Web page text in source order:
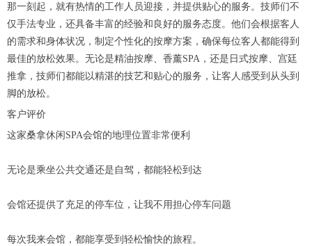
那一刻起，就有热情的工作人员迎接，并提供贴心的服务。技师们不
仅手法专业，还具备丰富的经验和良好的服务态度。他们会根据客人
的需求和身体状况，制定个性化的按摩方案，确保每位客人都能得到
最佳的放松效果。无论是精油按摩、香薰SPA，还是日式按摩、宫廷
推拿，技师们都能以精湛的技艺和贴心的服务，让客人感受到从头到
脚的放松。
客户评价
这家桑拿休闲SPA会馆的地理位置非常便利
无论是乘坐公共交通还是自驾，都能轻松到达
会馆还提供了充足的停车位，让我不用担心停车问题
每次我来会馆，都能享受到轻松愉快的旅程。